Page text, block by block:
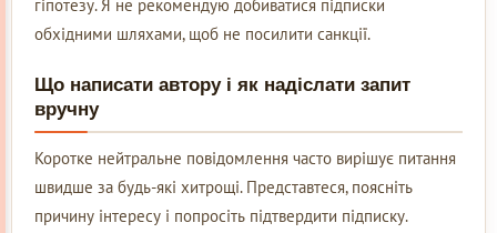
гіпотезу. Я не рекомендую добиватися підписки
обхідними шляхами, щоб не посилити санкції.
Що написати автору і як надіслати запит
вручну
Коротке нейтральне повідомлення часто вирішує питання
швидше за будь-які хитрощі. Представтеся, поясніть
причину інтересу і попросіть підтвердити підписку.